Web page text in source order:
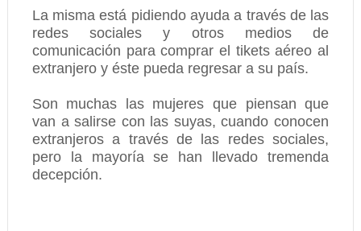
La misma está pidiendo ayuda a través de las
redes sociales y otros medios de
comunicación para comprar el tikets aéreo al
extranjero y éste pueda regresar a su país.
Son muchas las mujeres que piensan que
van a salirse con las suyas, cuando conocen
extranjeros a través de las redes sociales,
pero la mayoría se han llevado tremenda
decepción.